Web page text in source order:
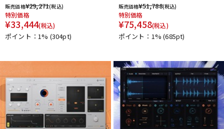
販売価格¥29,271(税込)
特別価格
¥33,444(税込)
ポイント：1% (304pt)
販売価格¥51,788(税込)
特別価格
¥75,458(税込)
ポイント：1%(685pt)